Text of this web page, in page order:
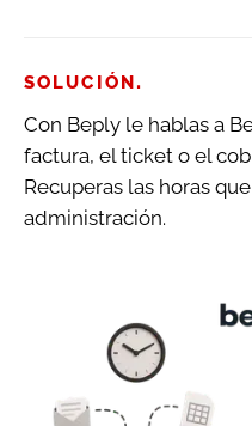
SOLUCIÓN.
Con Beply le hablas a
factura, el ticket o el
Recuperas las horas
administración.